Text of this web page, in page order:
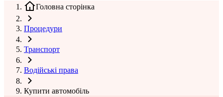
Головна сторінка
Процедури
Транспорт
Водійські права
Купити автомобіль